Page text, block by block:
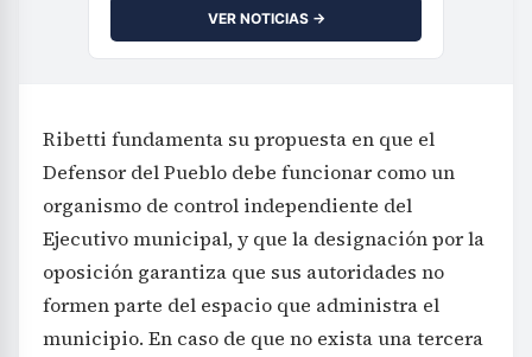
VER NOTICIAS →
Ribetti fundamenta su propuesta en que el
Defensor del Pueblo debe funcionar como un
organismo de control independiente del
Ejecutivo municipal, y que la designación por la
oposición garantiza que sus autoridades no
formen parte del espacio que administra el
municipio. En caso de que no exista una tercera